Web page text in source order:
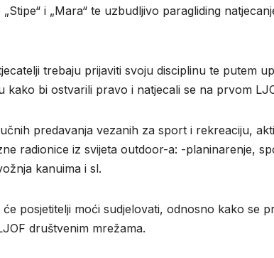
i „Mara“ te uzbudljivo paragliding
trebaju prijaviti svoju disciplinu te putem
kako bi ostvarili pravo i natjecali se na prvom
predavanja vezanih za sport i rekreaciju,
radionice iz svijeta outdoor-a: -planinarenje,
kanuima i sl.
posjetitelji moći sudjelovati, odnosno kako se
društvenim mrežama.